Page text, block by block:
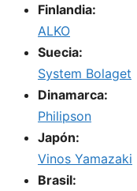
Finlandia:
ALKO
Suecia:
System Bolaget
Dinamarca:
Philipson
Japón:
Vinos Yamazaki
Brasil: